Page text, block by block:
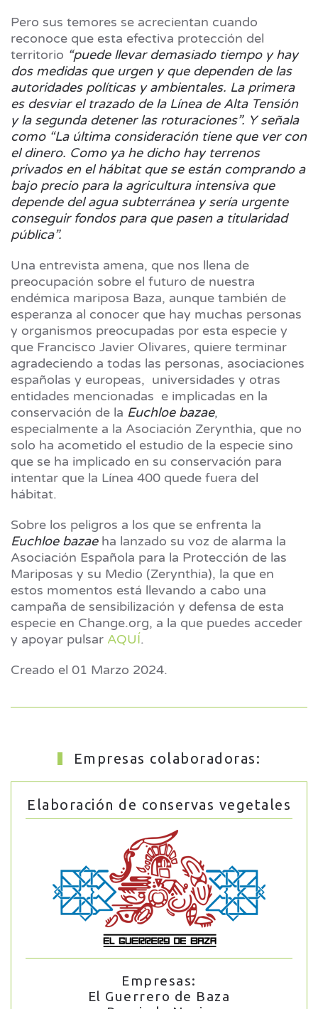
Pero sus temores se acrecientan cuando
reconoce que esta efectiva protección del
territorio “puede llevar demasiado tiempo y hay
dos medidas que urgen y que dependen de las
autoridades políticas y ambientales. La primera
es desviar el trazado de la Línea de Alta Tensión
y la segunda detener las roturaciones”. Y señala
como “La última consideración tiene que ver con
el dinero. Como ya he dicho hay terrenos
privados en el hábitat que se están comprando a
bajo precio para la agricultura intensiva que
depende del agua subterránea y sería urgente
conseguir fondos para que pasen a titularidad
pública”.
Una entrevista amena, que nos llena de
preocupación sobre el futuro de nuestra
endémica mariposa Baza, aunque también de
esperanza al conocer que hay muchas personas
y organismos preocupadas por esta especie y
que Francisco Javier Olivares, quiere terminar
agradeciendo a todas las personas, asociaciones
españolas y europeas, universidades y otras
entidades mencionadas e implicadas en la
conservación de la Euchloe bazae,
especialmente a la Asociación Zerynthia, que no
solo ha acometido el estudio de la especie sino
que se ha implicado en su conservación para
intentar que la Línea 400 quede fuera del
hábitat.
Sobre los peligros a los que se enfrenta la
Euchloe bazaeha lanzado su voz de alarma la
Asociación Española para la Protección de las
Mariposas y su Medio (Zerynthia), la que en
estos momentos está llevando a cabo una
campaña de sensibilización y defensa de esta
especie en Change.org, a la que puedes acceder
y apoyar pulsar AQUÍ.
Creado el 01 Marzo 2024.
Empresas colaboradoras:
Elaboración de conservas vegetales
Empresas:
El Guerrero de Baza